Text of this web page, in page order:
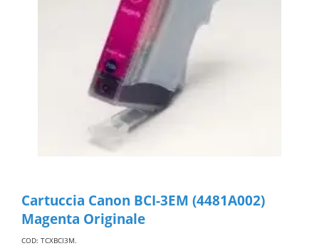
Cartuccia Canon BCI-3EM (4481A002)
Magenta Originale
COD: TCXBCI3M.